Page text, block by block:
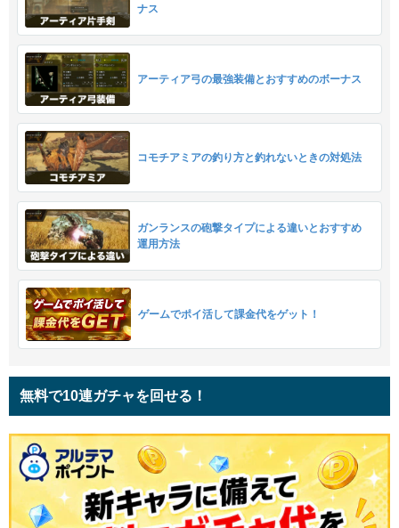
ナス
アーティア弓の最強装備とおすすめのボーナス
コモチアミアの釣り方と釣れないときの対処法
ガンランスの砲撃タイプによる違いとおすすめ
運用方法
ゲームでポイ活して課金代をゲット！
無料で10連ガチャを回せる！